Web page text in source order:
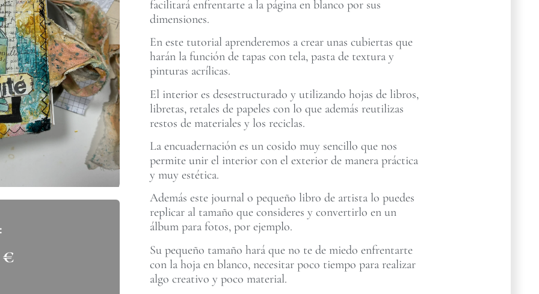
€
facilitará enfrentarte a la página en blanco por sus
dimensiones.
En este tutorial aprenderemos a crear unas cubiertas que
harán la función de tapas con tela, pasta de textura y
pinturas acrílicas.
El interior es desestructurado y utilizando hojas de libros,
libretas, retales de papeles con lo que además reutilizas
restos de materiales y los reciclas.
La encuadernación es un cosido muy sencillo que nos
permite unir el interior con el exterior de manera práctica
y muy estética.
Además este journal o pequeño libro de artista lo puedes
replicar al tamaño que consideres y convertirlo en un
álbum para fotos, por ejemplo.
Su pequeño tamaño hará que no te de miedo enfrentarte
con la hoja en blanco, necesitar poco tiempo para realizar
algo creativo y poco material.